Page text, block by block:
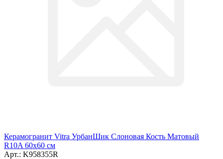
Керамогранит Vitra УрбанШик Слоновая Кость Матовый
R10A 60x60 см
Арт.: K958355R